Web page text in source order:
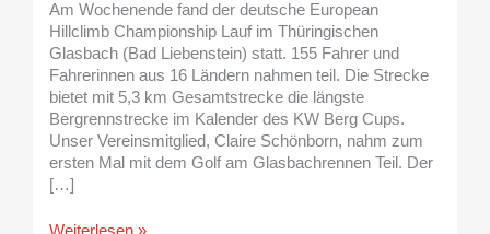
Am Wochenende fand der deutsche European
Hillclimb Championship Lauf im Thüringischen
Glasbach (Bad Liebenstein) statt. 155 Fahrer und
Fahrerinnen aus 16 Ländern nahmen teil. Die Strecke
bietet mit 5,3 km Gesamtstrecke die längste
Bergrennstrecke im Kalender des KW Berg Cups.
Unser Vereinsmitglied, Claire Schönborn, nahm zum
ersten Mal mit dem Golf am Glasbachrennen Teil. Der
[…]